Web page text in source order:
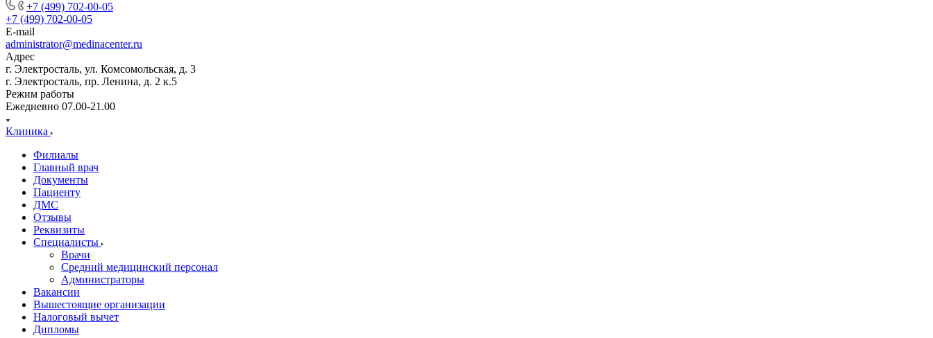
+7 (499) 702-00-05
+7 (499) 702-00-05
E-mail
administrator@medinacenter.ru
Адрес
г. Электросталь, ул. Комсомольская, д. 3
г. Электросталь, пр. Ленина, д. 2 к.5
Режим работы
Ежедневно 07.00-21.00
Клиника
Филиалы
Главный врач
Документы
Пациенту
ДМС
Отзывы
Реквизиты
Специалисты
Врачи
Средний медицинский персонал
Администраторы
Вакансии
Вышестоящие организации
Налоговый вычет
Дипломы